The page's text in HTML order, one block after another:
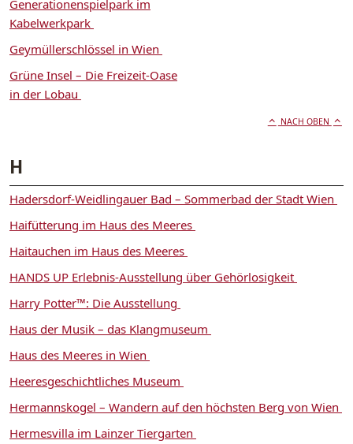
Generationenspielpark im
Kabelwerkpark
Geymüllerschlössel in Wien
Grüne Insel – Die Freizeit-Oase
in der Lobau
NACH OBEN
H
Hadersdorf-Weidlingauer Bad – Sommerbad der Stadt Wien
Haifütterung im Haus des Meeres
Haitauchen im Haus des Meeres
HANDS UP Erlebnis-Ausstellung über Gehörlosigkeit
Harry Potter™: Die Ausstellung
Haus der Musik – das Klangmuseum
Haus des Meeres in Wien
Heeresgeschichtliches Museum
Hermannskogel – Wandern auf den höchsten Berg von Wien
Hermesvilla im Lainzer Tiergarten